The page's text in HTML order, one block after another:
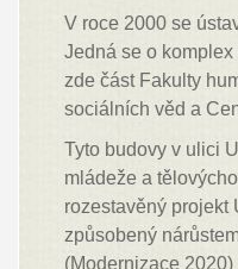
V roce 2000 se
Jedná se o
zde část Fakulty
sociálních věd a
Tyto budovy v ulici
mládeže a
rozestavěný projekt
způsobený
(Modernizace 2020)